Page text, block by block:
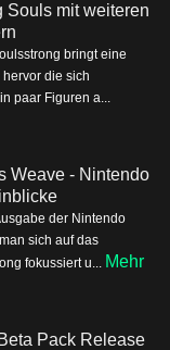
Souls mit weiteren
bringt eine
die sich
paar Figuren a...
Weave - Nintendo
der Nintendo
sich auf das
fokussiert u... Mehr
Pack Release